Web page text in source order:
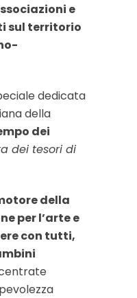
e
sul territorio
dedicata
della
dei
dei tesori di
della
per l’arte e
con tutti,